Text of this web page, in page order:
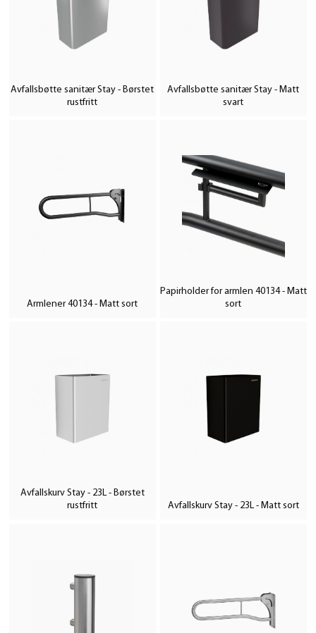
Avfallsbøtte sanitær Stay - Børstet
rustfritt
Avfallsbøtte sanitær Stay - Matt
svart
Armlener 40134 - Matt sort
Papirholder for armlen 40134 - Matt
sort
Avfallskurv Stay - 23L - Børstet
rustfritt
Avfallskurv Stay - 23L - Matt sort